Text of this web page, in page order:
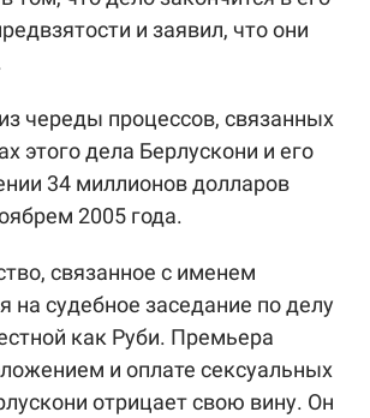
и заявил, что они
череды процессов, связанных
этого дела Берлускони и его
34 миллионов долларов
2005 года.
связанное с именем
на судебное заседание по делу
как Руби. Премьера
и оплате сексуальных
отрицает свою вину. Он